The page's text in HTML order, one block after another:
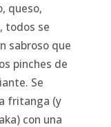
queso,
todos se
sabroso que
pinches de
Se
fritanga (y
con una